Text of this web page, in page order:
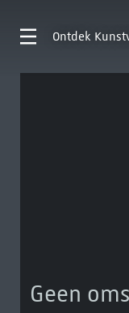
Ontdek
Geen